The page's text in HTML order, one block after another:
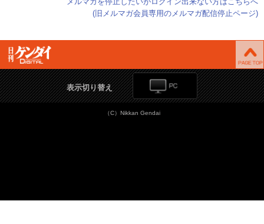
(旧メルマガ会員専用のメルマガ配信停止ページ)
表示切り替え
（C）Nikkan Gendai